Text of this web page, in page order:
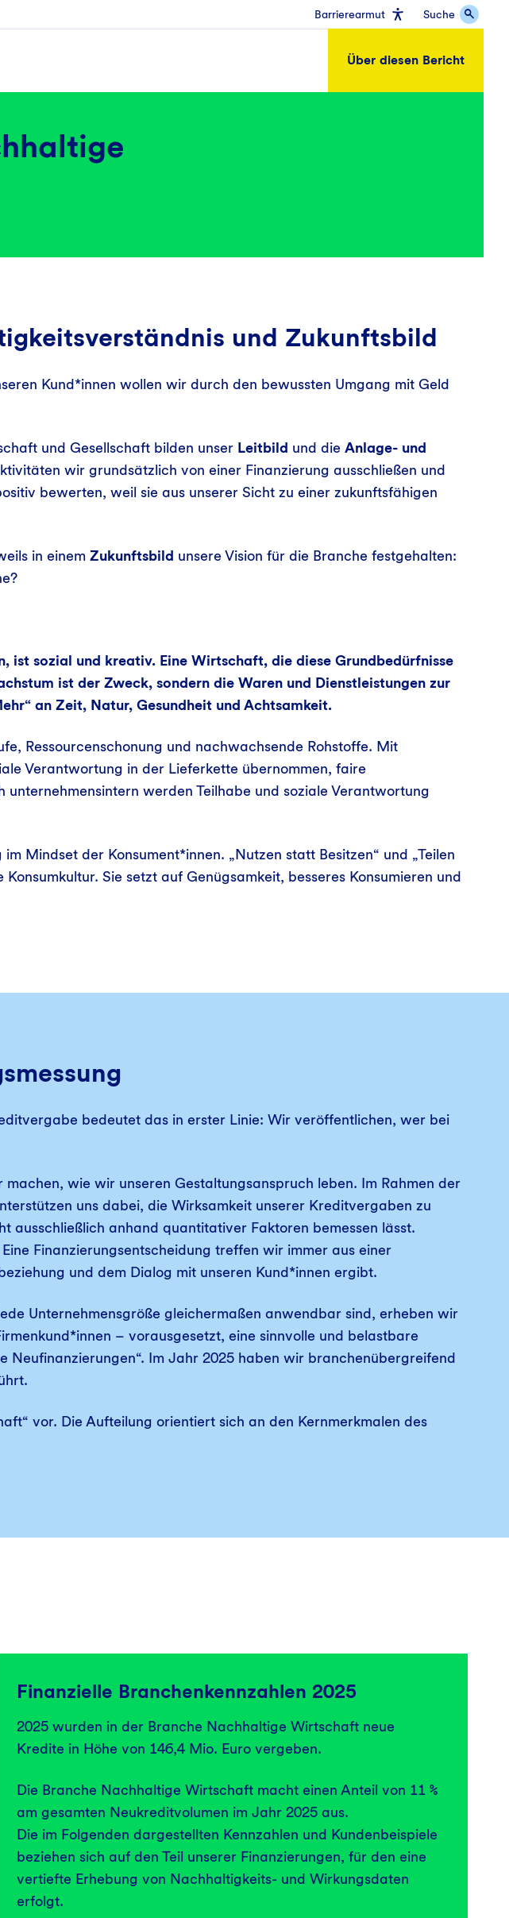
Barrierearmut Suche
Über diesen Bericht
und Zukunftsbild
Kund*innen wollen wir durch den bewussten Umgang mit Geld
und Gesellschaft bilden unser Leitbild und die Anlage- und
wir grundsätzlich von einer Finanzierung ausschließen und
bewerten, weil sie aus unserer Sicht zu einer zukunftsfähigen
in einem Zukunftsbild unsere Vision für die Branche festgehalten:
ist sozial und kreativ. Eine Wirtschaft, die diese Grundbedürfnisse
ist der Zweck, sondern die Waren und Dienstleistungen zur
an Zeit, Natur, Gesundheit und Achtsamkeit.
Ressourcenschonung und nachwachsende Rohstoffe. Mit
Verantwortung in der Lieferkette übernommen, faire
werden Teilhabe und soziale Verantwortung
Mindset der Konsument*innen. „Nutzen statt Besitzen“ und „Teilen
Sie setzt auf Genügsamkeit, besseres Konsumieren und
bedeutet das in erster Linie: Wir veröffentlichen, wer bei
wie wir unseren Gestaltungsanspruch leben. Im Rahmen der
uns dabei, die Wirksamkeit unserer Kreditvergaben zu
ausschließlich anhand quantitativer Faktoren bemessen lässt.
Finanzierungsentscheidung treffen wir immer aus einer
und dem Dialog mit unseren Kund*innen ergibt.
Unternehmensgröße gleichermaßen anwendbar sind, erheben wir
– vorausgesetzt, eine sinnvolle und belastbare
Im Jahr 2025 haben wir branchenübergreifend
vor. Die Aufteilung orientiert sich an den Kernmerkmalen des
Finanzielle Branchenkennzahlen 2025
2025 wurden in der Branche Nachhaltige Wirtschaft neue
Kredite in Höhe von 146,4 Mio. Euro vergeben.
Die Branche Nachhaltige Wirtschaft macht einen Anteil von 11 %
am gesamten Neukreditvolumen im Jahr 2025 aus.
Die im Folgenden dargestellten Kennzahlen und Kundenbeispiele
beziehen sich auf den Teil unserer Finanzierungen, für den eine
vertiefte Erhebung von Nachhaltigkeits- und Wirkungsdaten
erfolgt.